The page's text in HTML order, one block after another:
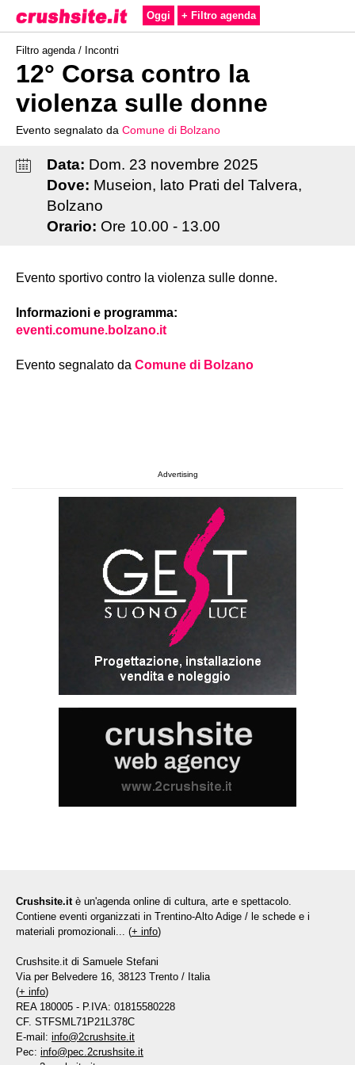
Oggi + Filtro agenda
Filtro agenda / Incontri
12° Corsa contro la
violenza sulle donne
Evento segnalato da Comune di Bolzano
Data: Dom. 23 novembre 2025
Dove: Museion, lato Prati del Talvera,
Bolzano
Orario: Ore 10.00 - 13.00
Evento sportivo contro la violenza sulle donne.
Informazioni e programma:
eventi.comune.bolzano.it
Evento segnalato da Comune di Bolzano
Advertising
Crushsite.it è un'agenda online di cultura, arte e spettacolo.
Contiene eventi organizzati in Trentino-Alto Adige / le schede e i
materiali promozionali... (+ info)
Crushsite.it di Samuele Stefani
Via per Belvedere 16, 38123 Trento / Italia
(+ info)
REA 180005 - P.IVA: 01815580228
CF. STFSML71P21L378C
E-mail: info@2crushsite.it
Pec: info@pec.2crushsite.it